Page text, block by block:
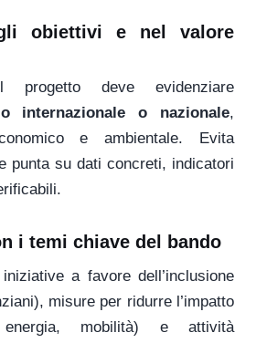
obiettivi e nel valore
progetto deve evidenziare
internazionale o nazionale,
e ambientale. Evita
punta su dati concreti, indicatori
i temi chiave del bando
a favore dell’inclusione
misure per ridurre l’impatto
mobilità) e attività